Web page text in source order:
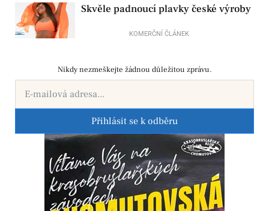
Skvěle padnoucí plavky české výroby
KOMERČNÍ ČLÁNEK
Nikdy nezmeškejte žádnou důležitou zprávu.
Přihlásit se k odběru